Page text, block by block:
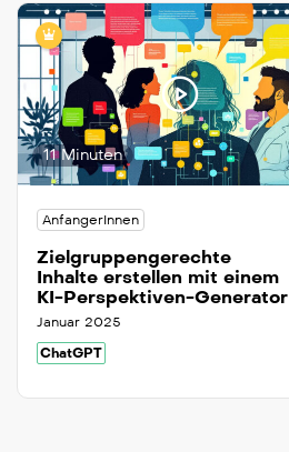
11 Minuten
AnfangerInnen
Zielgruppengerechte
Inhalte erstellen mit einem
KI-Perspektiven-Generator
Januar 2025
ChatGPT